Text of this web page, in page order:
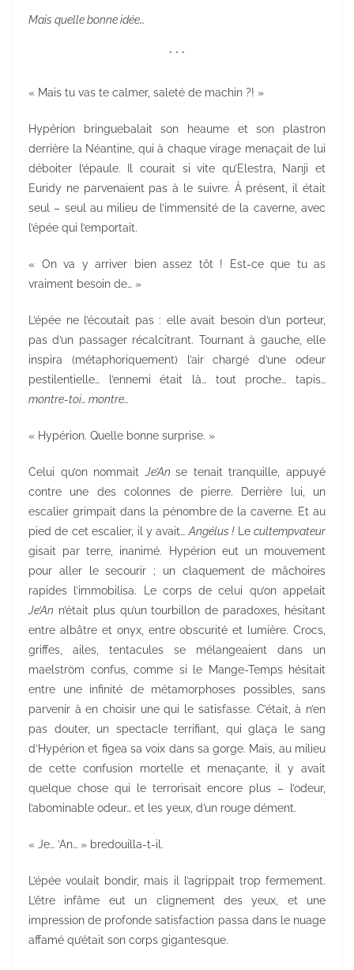
Mais quelle bonne idée…
° ° °
« Mais tu vas te calmer, saleté de machin ?! »
Hypérion bringuebalait son heaume et son plastron
derrière la Néantine, qui à chaque virage menaçait de lui
déboiter l’épaule. Il courait si vite qu’Elestra, Nanji et
Euridy ne parvenaient pas à le suivre. À présent, il était
seul – seul au milieu de l’immensité de la caverne, avec
l’épée qui l’emportait.
« On va y arriver bien assez tôt ! Est-ce que tu as
vraiment besoin de… »
L’épée ne l’écoutait pas : elle avait besoin d’un porteur,
pas d’un passager récalcitrant. Tournant à gauche, elle
inspira (métaphoriquement) l’air chargé d’une odeur
pestilentielle… l’ennemi était là… tout proche… tapis…
montre-toi… montre…
« Hypérion. Quelle bonne surprise. »
Celui qu’on nommait Je’Anse tenait tranquille, appuyé
contre une des colonnes de pierre. Derrière lui, un
escalier grimpait dans la pénombre de la caverne. Et au
pied de cet escalier, il y avait…Angélus !Lecultempvateur
gisait par terre, inanimé. Hypérion eut un mouvement
pour aller le secourir ; un claquement de mâchoires
rapides l’immobilisa. Le corps de celui qu’on appelait
Je’An n’était plus qu’un tourbillon de paradoxes, hésitant
entre albâtre et onyx, entre obscurité et lumière. Crocs,
griffes, ailes, tentacules se mélangeaient dans un
maelström confus, comme si le Mange-Temps hésitait
entre une infinité de métamorphoses possibles, sans
parvenir à en choisir une qui le satisfasse. C’était, à n’en
pas douter, un spectacle terrifiant, qui glaça le sang
d’Hypérion et figea sa voix dans sa gorge. Mais, au milieu
de cette confusion mortelle et menaçante, il y avait
quelque chose qui le terrorisait encore plus – l’odeur,
l’abominable odeur… et les yeux, d’un rouge dément.
« Je… ’An… » bredouilla-t-il.
L’épée voulait bondir, mais il l’agrippait trop fermement.
L’être infâme eut un clignement des yeux, et une
impression de profonde satisfaction passa dans le nuage
affamé qu’était son corps gigantesque.